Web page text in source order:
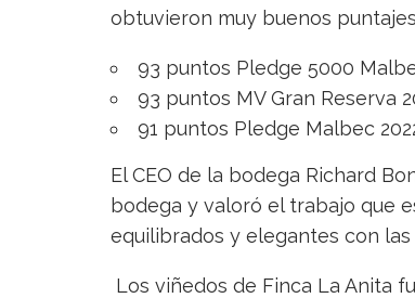
obtuvieron muy buenos
93 puntos Pledge 5000
93 puntos MV Gran Reserva
91 puntos Pledge Malbec
El CEO de la bodega Richard
bodega y valoró el trabajo que
equilibrados y elegantes con
Los viñedos de Finca La Anita